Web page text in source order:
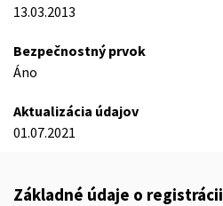
13.03.2013
Bezpečnostný prvok
Áno
Aktualizácia údajov
01.07.2021
Základné údaje o registrácii